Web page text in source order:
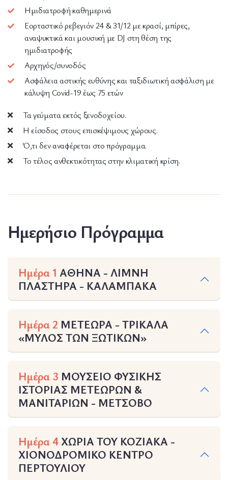
Ημιδιατροφή καθημερινά
Εορταστικό ρεβεγιόν 24 & 31/12 με κρασί, μπίρες,
αναψυκτικά και μουσική με DJ στη θέση της
ημιδιατροφής
Αρχηγός/συνοδός
Ασφάλεια αστικής ευθύνης και ταξιδιωτική ασφάλιση με
κάλυψη Covid-19 έως 75 ετών
Τα γεύματα εκτός ξενοδοχείου.
Η είσοδος στους επισκέψιμους χώρους.
Ό,τι δεν αναφέρεται στο πρόγραμμα.
Το τέλος ανθεκτικότητας στην κλιματική κρίση.
Ημερήσιο Πρόγραμμα
Ημέρα 1 ΑΘΗΝΑ - ΛΙΜΝΗ
ΠΛΑΣΤΗΡΑ - ΚΑΛΑΜΠΑΚΑ
Ημέρα 2 ΜΕΤΕΩΡΑ - ΤΡΙΚΑΛΑ
«ΜΥΛΟΣ ΤΩΝ ΞΩΤΙΚΩΝ»
Ημέρα 3 ΜΟΥΣΕΙΟ ΦΥΣΙΚΗΣ
ΙΣΤΟΡΙΑΣ ΜΕΤΕΩΡΩΝ &
ΜΑΝΙΤΑΡΙΩΝ - ΜΕΤΣΟΒΟ
Ημέρα 4ΧΩΡΙΑ ΤΟΥ ΚΟΖΙΑΚΑ -
ΧΙΟΝΟΔΡΟΜΙΚΟ ΚΕΝΤΡΟ
ΠΕΡΤΟΥΛΙΟΥ